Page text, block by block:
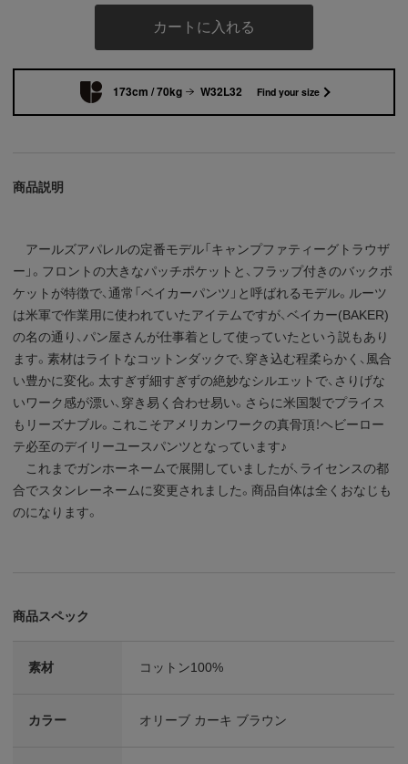
カートに入れる
173cm / 70kg W32L32 Find your size
商品説明
アールズアパレルの定番モデル「キャンプファティーグトラウザ
ー」。フロントの大きなパッチポケットと、フラップ付きのバックポ
ケットが特徴で、通常「ベイカーパンツ」と呼ばれるモデル。ルーツ
は米軍で作業用に使われていたアイテムですが、ベイカー(BAKER)
の名の通り、パン屋さんが仕事着として使っていたという説もあり
ます。素材はライトなコットンダックで、穿き込む程柔らかく、風合
い豊かに変化。太すぎず細すぎずの絶妙なシルエットで、さりげな
いワーク感が漂い、穿き易く合わせ易い。さらに米国製でプライス
もリーズナブル。これこそアメリカンワークの真骨頂！ヘビーロー
テ必至のデイリーユースパンツとなっています♪
これまでガンホーネームで展開していましたが、ライセンスの都
合でスタンレーネームに変更されました。商品自体は全くおなじも
のになります。
商品スペック
素材 コットン100%
カラー オリーブ カーキ ブラウン